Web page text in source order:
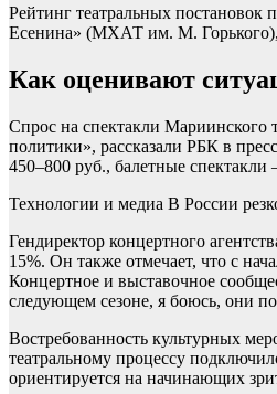
Рейтинг театральных
Есенина» (МХАТ им. М. Горького),
Как оценивают
Спрос на спектакли Мариинского
политики», рассказали РБК в
450–800 руб., балетные
Технологии и медиа В России
Гендиректор концертного
15%. Он также отмечает, что с
Концертное и выставочное
следующем сезоне, я боюсь, они
Востребованность культурных
театральному процессу
ориентируется на начинающих